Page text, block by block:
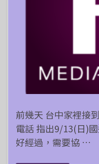
前幾天 台中家裡接
電話 指出9/13(日)
好經過，需要協 …